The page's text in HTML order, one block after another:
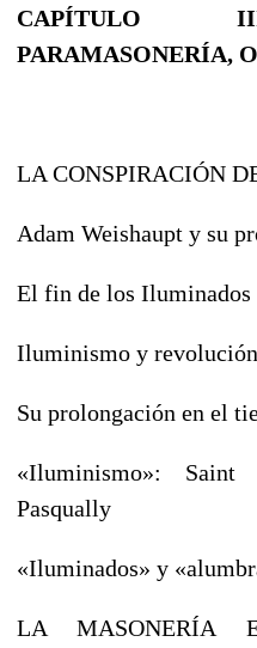
CAPÍTULO
PARAMASONERÍA,
LA CONSPIRACIÓN
Adam Weishaupt y su
El fin de los Iluminados
Iluminismo y
Su prolongación en el
«Iluminismo»:
Pasqually
«Iluminados» y
LA MASONERÍA